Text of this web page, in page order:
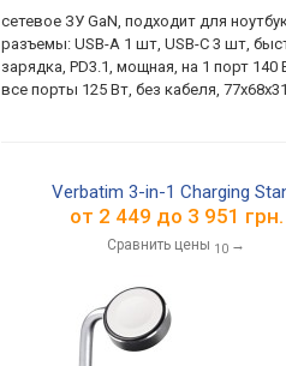
сетевое ЗУ GaN, подходит для
разъемы: USB-A 1 шт, USB-C 3 шт,
зарядка, PD3.1, мощная, на 1 порт 140
все порты 125 Вт, без кабеля,
Verbatim 3-in-1 Charging
от 2 449 до 3 951 грн.
Сравнить цены 10 →